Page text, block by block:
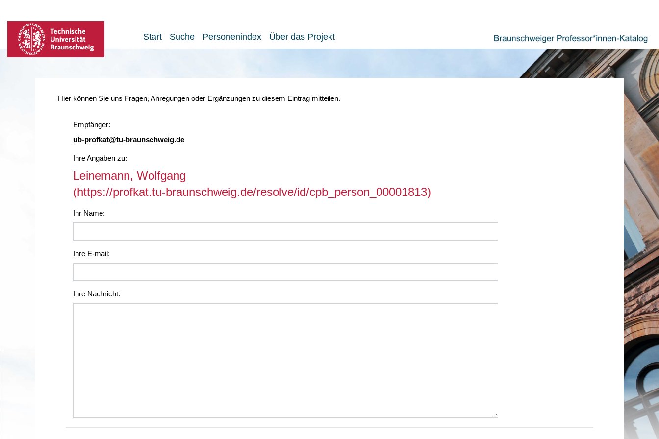
Start Suche Personenindex Über das Projekt
Hier können Sie uns Fragen, Anregungen oder Ergänzungen zu diesem Eintrag mitteilen.
Empfänger:
ub-profkat@tu-braunschweig.de
Ihre Angaben zu:
Leinemann, Wolfgang
(https://profkat.tu-braunschweig.de/resolve/id/cpb_person_00001813)
Ihr Name:
Ihre E-mail:
Ihre Nachricht: